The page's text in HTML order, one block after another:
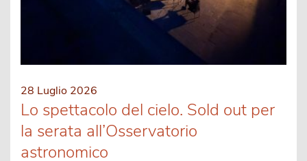
28 Luglio 2026
Lo spettacolo del cielo. Sold out per
la serata all’Osservatorio
astronomico